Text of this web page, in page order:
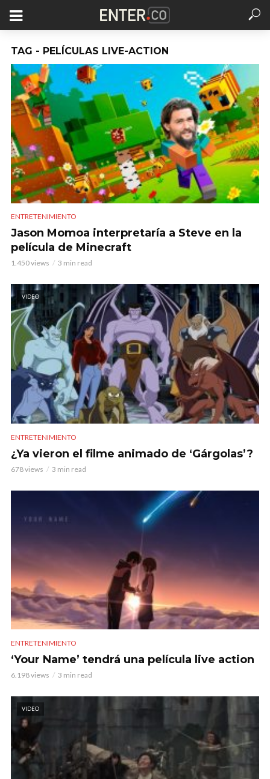
TAG - PELÍCULAS LIVE-ACTION
ENTRETENIMIENTO
Jason Momoa interpretaría a Steve en la
película de Minecraft
1.450 views 3 min read
VIDEO
ENTRETENIMIENTO
¿Ya vieron el filme animado de ‘Gárgolas’?
678 views 3 min read
ENTRETENIMIENTO
‘Your Name’ tendrá una película live action
6.198 views 3 min read
VIDEO